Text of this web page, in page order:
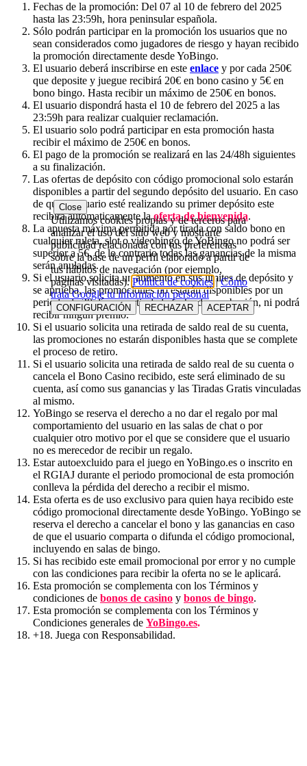
Fechas de la promoción: Del 07 al 10 de febrero del 2025
hasta las 23:59h, hora peninsular española.
Sólo podrán participar en la promoción los usuarios que no
sean considerados como jugadores de riesgo y hayan recibido
la promoción directamente desde YoBingo.
El usuario deberá inscribirse en este enlace y por cada 250€
que deposite y juegue recibirá 20€ en bono casino y 5€ en
bono bingo. Hasta recibir un máximo de 250€ en bonos.
El usuario dispondrá hasta el 10 de febrero del 2025 a las
23:59h para realizar cualquier reclamación.
El usuario solo podrá participar en esta promoción hasta
recibir el máximo de 250€ en bonos.
El pago de la promoción se realizará en las 24/48h siguientes
a su finalización.
Las ofertas de depósito con código promocional solo estarán
disponibles a partir del segundo depósito del usuario. En caso
de que el usuario esté realizando su primer depósito este
recibirá automaticamente laoferta de bienvenida.
La apuesta máxima permitida por tirada con saldo bono en
cualquier ruleta, slot o videobingo de YoBingo no podrá ser
superior a 5€, de lo contrario todas las ganancias de la misma
serán anuladas.
Si el usuario solicita un aumento en sus límites de depósito y
se aprueba, las promociones no estarán disponibles por un
periodo de 30 días a partir de la fecha de aprobación, ni podrá
recibir ningún premio.
Si el usuario solicita una retirada de saldo real de su cuenta,
las promociones no estarán disponibles hasta que se complete
el proceso de retiro.
Si el usuario solicita una retirada de saldo real de su cuenta o
cancela el Bono Casino recibido, este será eliminado de su
cuenta, así como sus ganancias y las Tiradas Gratis vinculadas
al mismo.
YoBingo se reserva el derecho a no dar el regalo por mal
comportamiento del usuario en las salas de chat o por
cualquier otro motivo por el que se considere que el usuario
no es merecedor de recibir un regalo.
Estar autoexcluido para el juego en YoBingo.es o inscrito en
el RGIAJ durante el periodo promocional de esta promoción
conlleva la pérdida del derecho a recibir el mismo.
Esta oferta es de uso exclusivo para quien haya recibido este
código promocional directamente desde YoBingo. YoBingo se
reserva el derecho a cancelar el bono y las ganancias en caso
de que el usuario comparta o difunda el código promocional,
incluyendo en salas de bingo.
Si has recibido este email promocional por error y no cumple
con las condiciones para recibir la oferta no se le aplicará.
Esta promoción se complementa con los Términos y
condiciones de bonos de casino y bonos de bingo.
Esta promoción se complementa con los Términos y
Condiciones generales de YoBingo.es.
+18. Juega con Responsabilidad.
Close
Utilizamos cookies propias y de terceros para
analizar el uso del sitio web y mostrarte
publicidad relacionada con tus preferencias
sobre la base de un perfil elaborado a partir de
tus hábitos de navegación (por ejemplo,
páginas visitadas).Política de cookies|Cómo
trata Google tu información personal
CONFIGURACIÓN RECHAZAR ACEPTAR